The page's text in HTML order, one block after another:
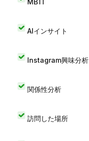
AIインサイト
Instagram興味分析
関係性分析
訪問した場所